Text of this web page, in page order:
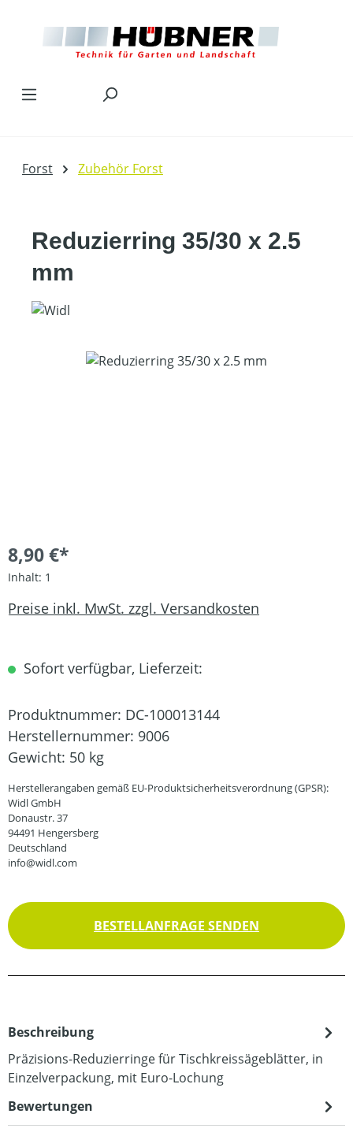
Forst Zubehör Forst
Reduzierring 35/30 x 2.5
mm
Bildergalerie überspringen
8,90 €*
Inhalt: 1
Preise inkl. MwSt. zzgl. Versandkosten
Sofort verfügbar, Lieferzeit:
Produktnummer: DC-100013144
Herstellernummer: 9006
Gewicht: 50 kg
Herstellerangaben gemäß EU-Produktsicherheitsverordnung (GPSR):
Widl GmbH
Donaustr. 37
94491 Hengersberg
Deutschland
info@widl.com
BESTELLANFRAGE SENDEN
Beschreibung
Präzisions-Reduzierringe für Tischkreissägeblätter, in
Einzelverpackung, mit Euro-Lochung
Bewertungen